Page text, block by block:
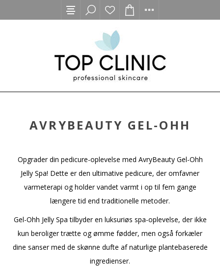
AVRYBEAUTY GEL-OHH
Opgrader din pedicure-oplevelse med AvryBeauty Gel-Ohh
Jelly Spa! Dette er den ultimative pedicure, der omfavner
varmeterapi og holder vandet varmt i op til fem gange
længere tid end traditionelle metoder.
Gel-Ohh Jelly Spa tilbyder en luksuriøs spa-oplevelse, der ikke
kun beroliger trætte og ømme fødder, men også forkæler
dine sanser med de skønne dufte af naturlige plantebaserede
ingredienser.